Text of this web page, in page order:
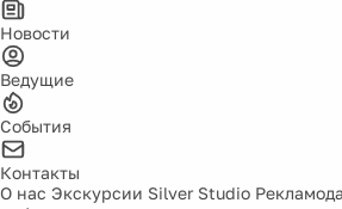
Новости
Ведущие
События
Контакты
О нас Экскурсии Silver Studio